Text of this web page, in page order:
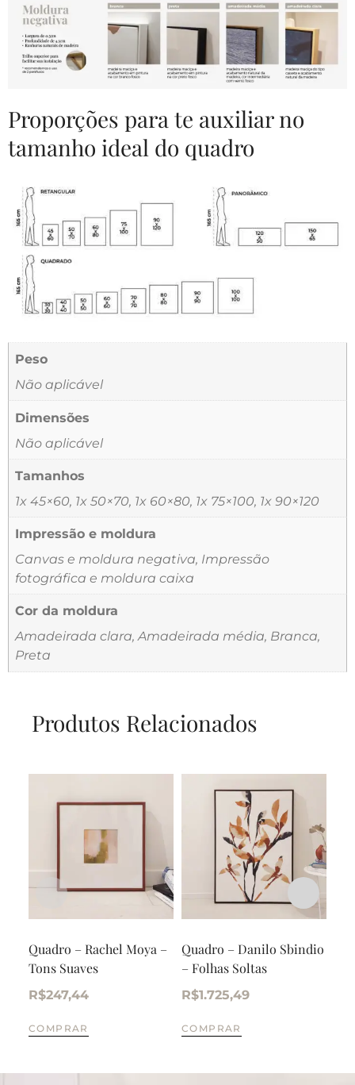
Proporções para te auxiliar no
tamanho ideal do quadro
Peso
Não aplicável
Dimensões
Não aplicável
Tamanhos
1x 45×60, 1x 50×70, 1x 60×80, 1x 75×100, 1x 90×120
Impressão e moldura
Canvas e moldura negativa, Impressão
fotográfica e moldura caixa
Cor da moldura
Amadeirada clara, Amadeirada média, Branca,
Preta
Produtos Relacionados
Quadro – Rachel Moya –
Tons Suaves
R$247,44
COMPRAR
Quadro – Danilo Sbindio
– Folhas Soltas
R$1.725,49
COMPRAR